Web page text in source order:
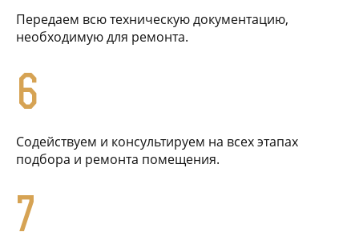
Передаем всю техническую документацию,
необходимую для ремонта.
6
Содействуем и консультируем на всех этапах
подбора и ремонта помещения.
7